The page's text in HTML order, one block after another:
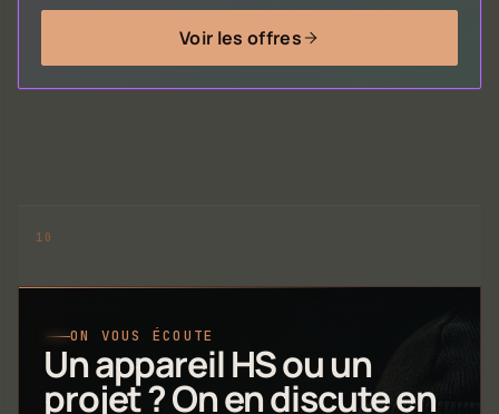
Voir les offres
ON VOUS ÉCOUTE
Un appareil HS ou un
projet ? On en discute en